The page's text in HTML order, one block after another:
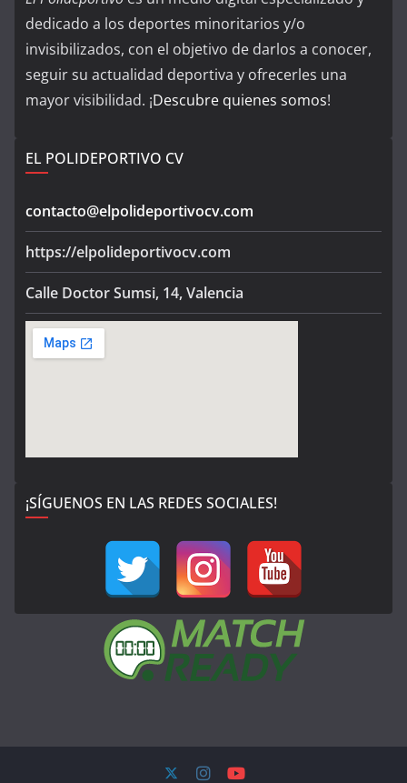
dedicado a los deportes minoritarios y/o
invisibilizados, con el objetivo de darlos a conocer,
seguir su actualidad deportiva y ofrecerles una
mayor visibilidad. ¡Descubre quienes somos!
EL POLIDEPORTIVO CV
contacto@elpolideportivocv.com
https://elpolideportivocv.com
Calle Doctor Sumsi, 14, Valencia
¡SÍGUENOS EN LAS REDES SOCIALES!